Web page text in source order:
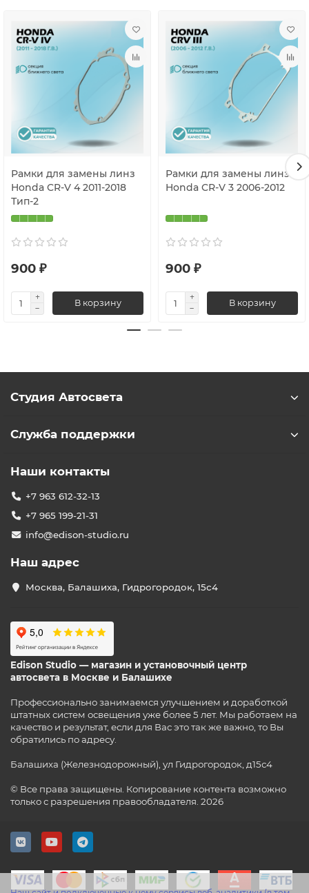
Рамки для замены линз
Honda CR-V 4 2011-2018
Тип-2
900 ₽
В корзину
Рамки для замены линз
Honda CR-V 3 2006-2012
900 ₽
В корзину
Студия Автосвета
Служба поддержки
Наши контакты
+7 963 612-32-13
+7 965 199-21-31
info@edison-studio.ru
Наш адрес
Москва, Балашиха, Гидрогородок, 15с4
Edison Studio — магазин и установочный центр
автосвета в Москве и Балашихе
Профессионально занимаемся улучшением и доработкой
штатных систем освещения уже более 5 лет. Мы работаем на
качество и результат, если для Вас это так же важно, то Вы
обратились по адресу.
Балашиха (Железнодорожный), ул Гидрогородок, д15с4
© Все права защищены. Копирование контента возможно
только с разрешения правообладателя. 2026